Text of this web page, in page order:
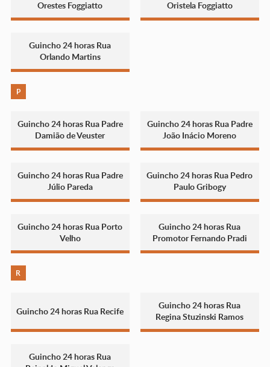
Orestes Foggiatto Oristela Foggiatto
Guincho 24 horas Rua
Orlando Martins
P
Guincho 24 horas Rua Padre
Damião de Veuster
Guincho 24 horas Rua Padre
João Inácio Moreno
Guincho 24 horas Rua Padre
Júlio Pareda
Guincho 24 horas Rua Pedro
Paulo Gribogy
Guincho 24 horas Rua Porto
Velho
Guincho 24 horas Rua
Promotor Fernando Pradi
R
Guincho 24 horas Rua Recife
Guincho 24 horas Rua
Regina Stuzinski Ramos
Guincho 24 horas Rua